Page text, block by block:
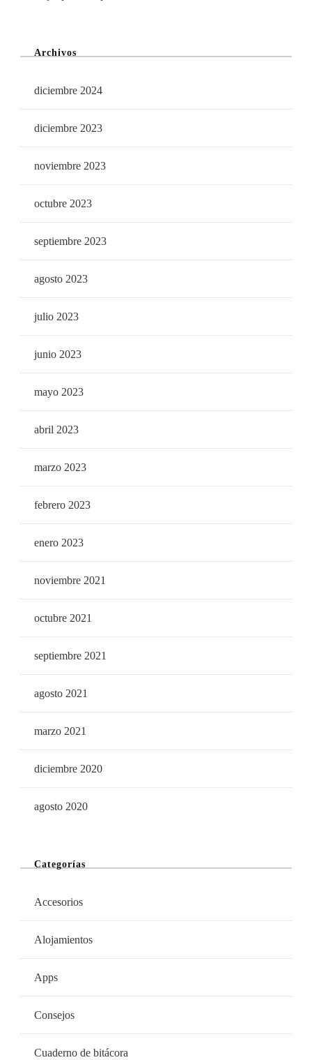
Archivos
diciembre 2024
diciembre 2023
noviembre 2023
octubre 2023
septiembre 2023
agosto 2023
julio 2023
junio 2023
mayo 2023
abril 2023
marzo 2023
febrero 2023
enero 2023
noviembre 2021
octubre 2021
septiembre 2021
agosto 2021
marzo 2021
diciembre 2020
agosto 2020
Categorías
Accesorios
Alojamientos
Apps
Consejos
Cuaderno de bitácora